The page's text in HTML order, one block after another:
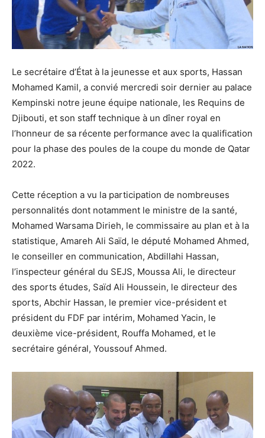
Le secrétaire d’État à la jeunesse et aux sports, Hassan
Mohamed Kamil, a convié mercredi soir dernier au palace
Kempinski notre jeune équipe nationale, les Requins de
Djibouti, et son staff technique à un dîner royal en
l’honneur de sa récente performance avec la qualification
pour la phase des poules de la coupe du monde de Qatar
2022.
Cette réception a vu la participation de nombreuses
personnalités dont notamment le ministre de la santé,
Mohamed Warsama Dirieh, le commissaire au plan et à la
statistique, Amareh Ali Saïd, le député Mohamed Ahmed,
le conseiller en communication, Abdillahi Hassan,
l’inspecteur général du SEJS, Moussa Ali, le directeur
des sports études, Saïd Ali Houssein, le directeur des
sports, Abchir Hassan, le premier vice-président et
président du FDF par intérim, Mohamed Yacin, le
deuxième vice-président, Rouffa Mohamed, et le
secrétaire général, Youssouf Ahmed.